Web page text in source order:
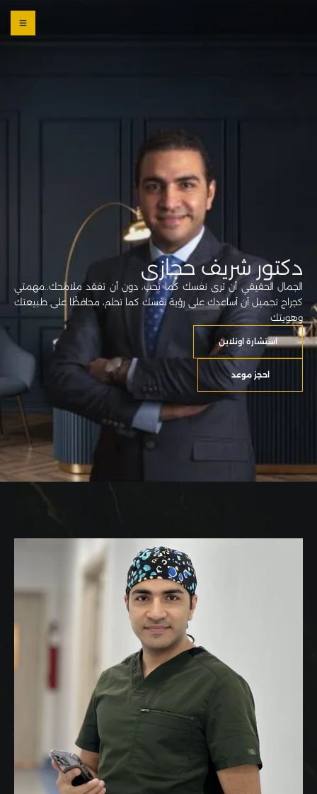
دكتور شريف حجازى
الجمال الحقيقي أن ترى نفسك كما تحب، دون أن تفقد ملامحك.. مهمتي
كجراح تجميل أن أساعدك على رؤية نفسك كما تحلم، محافظًا على طبيعتك
وهويتك
استشارة اونلاين
احجز موعد